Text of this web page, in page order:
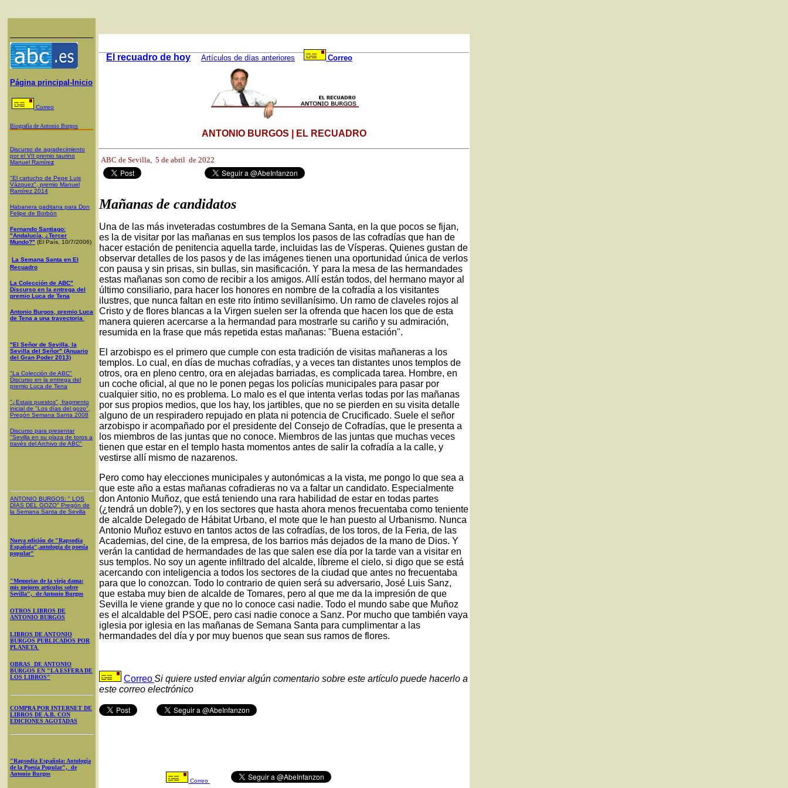
Página principal-Inicio
Correo
Biografía de Antonio Burgos
Discurso de agradecimiento
por el VII premio taurino
Manuel Ramírez
"El cartucho de Pepe Luis
Vázquez", premio Manuel
Ramírez 2014
Habanera gaditana para Don
Felipe de Borbón
Fernando Santiago:
"Andalucía, ¿Tercer
Mundo?" (El País, 10/7/2006)
La Semana Santa en El
Recuadro
La Colección de ABC"
Discurso en la entrega del
premio Luca de Tena
Antonio Burgos, premio Luca
de Tena a una trayectoria
"El Señor de Sevilla, la
Sevilla del Señor" (Anuario
del Gran Poder 2013)
"La Colección de ABC"
Discurso en la entrega del
premio Luca de Tena
"¿Estais puestos", fragmento
inicial de "Los días del gozo",
Pregón Semana Santa 2008
Discurso para presentar
"Sevilla en su plaza de toros a
través del Archivo de ABC"
ANTONIO BURGOS: " LOS
DÍAS DEL GOZO" Pregón de
la Semana Santa de Sevilla
Nueva edición de "Rapsodia
Española",antología de poesía
popular"
"Memorias de la vieja dama:
mis mejores artículos sobre
Sevilla", de Antonio Burgos
OTROS LIBROS DE
ANTONIO BURGOS
LIBROS DE ANTONIO
BURGOS PUBLICADOS POR
PLANETA
OBRAS DE ANTONIO
BURGOS EN "LA ESFERA DE
LOS LIBROS"
COMPRA POR INTERNET DE
LIBROS DE A.B. CON
EDICIONES AGOTADAS
"Rapsodia Española: Antología
de la Poesía Popular", de
Antonio Burgos
El recuadro de hoy Artículos de días anteriores Correo
ANTONIO BURGOS | EL RECUADRO
ABC de Sevilla, 5 de abril de 2022
Mañanas de candidatos
Una de las más inveteradas costumbres de la Semana Santa, en la que pocos se fijan,
es la de visitar por las mañanas en sus templos los pasos de las cofradías que han de
hacer estación de penitencia aquella tarde, incluidas las de Vísperas. Quienes gustan de
observar detalles de los pasos y de las imágenes tienen una oportunidad única de verlos
con pausa y sin prisas, sin bullas, sin masificación. Y para la mesa de las hermandades
estas mañanas son como de recibir a los amigos. Allí están todos, del hermano mayor al
último consiliario, para hacer los honores en nombre de la cofradía a los visitantes
ilustres, que nunca faltan en este rito íntimo sevillanísimo. Un ramo de claveles rojos al
Cristo y de flores blancas a la Virgen suelen ser la ofrenda que hacen los que de esta
manera quieren acercarse a la hermandad para mostrarle su cariño y su admiración,
resumida en la frase que más repetida estas mañanas: "Buena estación".
El arzobispo es el primero que cumple con esta tradición de visitas mañaneras a los
templos. Lo cual, en días de muchas cofradías, y a veces tan distantes unos templos de
otros, ora en pleno centro, ora en alejadas barriadas, es complicada tarea. Hombre, en
un coche oficial, al que no le ponen pegas los policías municipales para pasar por
cualquier sitio, no es problema. Lo malo es el que intenta verlas todas por las mañanas
por sus propios medios, que los hay, los jartibles, que no se pierden en su visita detalle
alguno de un respiradero repujado en plata ni potencia de Crucificado. Suele el señor
arzobispo ir acompañado por el presidente del Consejo de Cofradías, que le presenta a
los miembros de las juntas que no conoce. Miembros de las juntas que muchas veces
tienen que estar en el templo hasta momentos antes de salir la cofradía a la calle, y
vestirse allí mismo de nazarenos.
Pero como hay elecciones municipales y autonómicas a la vista, me pongo lo que sea a
que este año a estas mañanas cofradieras no va a faltar un candidato. Especialmente
don Antonio Muñoz, que está teniendo una rara habilidad de estar en todas partes
(¿tendrá un doble?), y en los sectores que hasta ahora menos frecuentaba como teniente
de alcalde Delegado de Hábitat Urbano, el mote que le han puesto al Urbanismo. Nunca
Antonio Muñoz estuvo en tantos actos de las cofradías, de los toros, de la Feria, de las
Academias, del cine, de la empresa, de los barrios más dejados de la mano de Dios. Y
verán la cantidad de hermandades de las que salen ese día por la tarde van a visitar en
sus templos. No soy un agente infiltrado del alcalde, líbreme el cielo, si digo que se está
acercando con inteligencia a todos los sectores de la ciudad que antes no frecuentaba
para que lo conozcan. Todo lo contrario de quien será su adversario, José Luis Sanz,
que estaba muy bien de alcalde de Tomares, pero al que me da la impresión de que
Sevilla le viene grande y que no lo conoce casi nadie. Todo el mundo sabe que Muñoz
es el alcaldable del PSOE, pero casi nadie conoce a Sanz. Por mucho que también vaya
iglesia por iglesia en las mañanas de Semana Santa para cumplimentar a las
hermandades del día y por muy buenos que sean sus ramos de flores.
CorreoSi quiere usted enviar algún comentario sobre este artículo puede hacerlo a
este correo electrónico
Correo